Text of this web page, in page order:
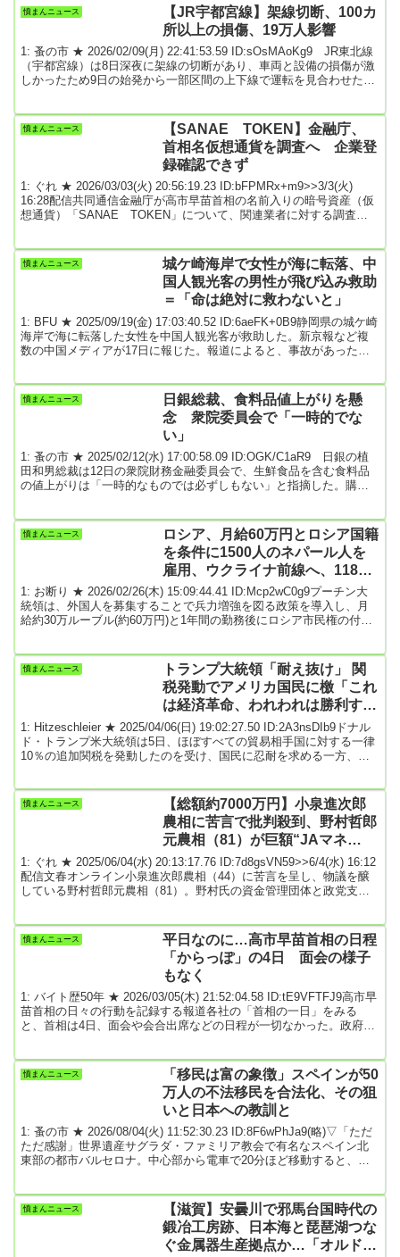
憤まんニュース
【JR宇都宮線】架線切断、100カ
所以上の損傷、19万人影響
1: 蚤の市 ★ 2026/02/09(月) 22:41:53.59 ID:sOsMAoKg9 JR東北線
（宇都宮線）は8日深夜に架線の切断があり、車両と設備の損傷が激
しかったため9日の始発から一部区間の上下線で運転を見合わせた。
計約19万人に影響した。JR東日本によると、8日午後11時15分ご
ろ、運行を管理する部署で停電を知らせる表示があった。茨城県の
憤まんニュース
【SANAE TOKEN】金融庁、
首相名仮想通貨を調査へ 企業登
録確認できず
1: ぐれ ★ 2026/03/03(火) 20:56:19.23 ID:bFPMRx+m9>>3/3(火)
16:28配信共同通信金融庁が高市早苗首相の名前入りの暗号資産（仮
想通貨）「SANAE TOKEN」について、関連業者に対する調査を
認できていないことも判明。事実関係を調べるとみられる。無登録
での仮想通貨の事業だった場合は、資金決済法違反となる恐れがあ
憤まんニュース
城ケ崎海岸で女性が海に転落、中
国人観光客の男性が飛び込み救助
＝「命は絶対に救わないと」
1: BFU ★ 2025/09/19(金) 17:03:40.52 ID:6aeFK+0B9静岡県の城ケ崎
海岸で海に転落した女性を中国人観光客が救助した。新京報など複
数の中国メディアが17日に報じた。報道によると、事故があったの
っている。女性は意識を失っているのか顔を海面に付けた状態で浮
かんでいた。その後、男性が崖を下って海に飛び込み、女性の元ま
で泳いで助けに向かった。男性...
憤まんニュース
日銀総裁、食料品値上がりを懸
念 衆院委員会で「一時的でな
い」
1: 蚤の市 ★ 2025/02/12(水) 17:00:58.09 ID:OGK/C1aR9 日銀の植
田和男総裁は12日の衆院財務金融委員会で、生鮮食品を含む食料品
の値上がりは「一時的なものでは必ずしもない」と指摘した。購入
は景気の基調的な変動を分析する際に、天候など一時的な要因に左
右されやすい生鮮食品を除く消費者物価指数を材料としているが、
植田氏は消費者心理に影響を与えるリ...
憤まんニュース
ロシア、月給60万円とロシア国籍
を条件に1500人のネパール人を
雇用、ウクライナ前線へ、118人
死亡、行方不明多数
1: お断り ★ 2026/02/26(木) 15:09:44.41 ID:Mcp2wC0g9プーチン大
統領は、外国人を募集することで兵力増強を図る政策を導入し、月
給約30万ルーブル(約60万円)と1年間の勤務後にロシア市民権の付与
はインド、湾岸諸国、マレーシアを経由してロシアに渡航したと報
じられており、その多くは非公式または違法なルートで渡航した。
ロシアで学ぶネパール人学...
憤まんニュース
トランプ大統領「耐え抜け」 関
税発動でアメリカ国民に檄「これ
は経済革命、われわれは勝利す
る」
1: Hitzeschleier ★ 2025/04/06(日) 19:02:27.50 ID:2A3nsDIb9ドナル
ド・トランプ米大統領は5日、ほぼすべての貿易相手国に対する一律
10％の追加関税を発動したのを受け、国民に忍耐を求める一方、歴
SNS「トゥルース・ソーシャル」に、「われわれはこれまで愚かで
無力な『むち打ちの柱』だったが、もう違う。かつてないほどに雇
憤まんニュース
【総額約7000万円】小泉進次郎
農相に苦言で批判殺到、野村哲郎
元農相（81）が巨額“JAマネ
ー”をもらっていた
1: ぐれ ★ 2025/06/04(水) 20:13:17.76 ID:7d8gsVN59>>6/4(水) 16:12
配信文春オンライン小泉進次郎農相（44）に苦言を呈し、物議を醸
している野村哲郎元農相（81）。野村氏の資金管理団体と政党支部
てしまう」と苦言を呈し…小泉氏の農相就任後、ついに消費者の手
元に届き始めた備蓄米。一方で、浮き彫りになったのが、これまで
憤まんニュース
平日なのに…高市早苗首相の日程
「からっぽ」の4日 面会の様子
もなく
1: バイト歴50年 ★ 2026/03/05(木) 21:52:04.58 ID:tE9VFTFJ9高市早
苗首相の日々の行動を記録する報道各社の「首相の一日」をみる
と、首相は4日、面会や会合出席などの日程が一切なかった。政府の
会日程がない首相動静は極めて異例だ。◆11時56分に官邸入り、18
時に公邸に戻る本紙を含む各社の記事によると、首相は午前11時56
憤まんニュース
「移民は富の象徴」スペインが50
万人の不法移民を合法化、その狙
いと日本への教訓と
1: 蚤の市 ★ 2026/08/04(火) 11:52:30.23 ID:8F6wPhJa9(略)▽「ただ
ただ感謝」世界遺産サグラダ・ファミリア教会で有名なスペイン北
東部の都市バルセロナ。中心部から電車で20分ほど移動すると、移
のサンチェス政権は4月14日、不法移民を合法化する政策を決定し
た。対象者は2025年末までにスペインに入国し、少なくとも5カ月間
憤まんニュース
【滋賀】安曇川で邪馬台国時代の
鍛冶工房跡、日本海と琵琶湖つな
ぐ金属器生産拠点か…「オルドス